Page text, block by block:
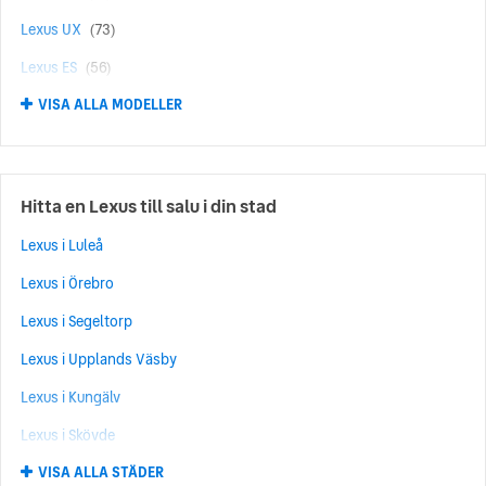
Lexus UX (73)
Lexus ES (56)
Lexus RX450H (55)
Lexus GS (41)
Lexus LBX (41)
Lexus RZ (20)
Lexus NX350H
Lexus LS (11)
Lexus RX500H (7)
Lexus SC (7)
Lexus RX350h
Lexus UX300h
VISA ALLA MODELLER
Hitta en Lexus till salu i din stad
Lexus i Luleå
Lexus i Örebro
Lexus i Segeltorp
Lexus i Upplands Väsby
Lexus i Kungälv
Lexus i Skövde
Lexus i Umeå
VISA ALLA STÄDER